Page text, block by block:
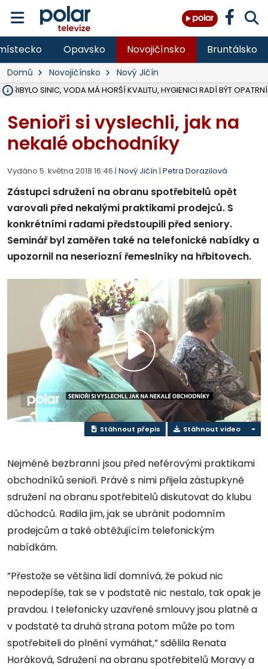
Opavsko Novojičínsko Bruntálsko
Domů Novojičínsko Nový Jičín
PŘIBYLO SINIC, VODA MÁ HORŠÍ KVALITU, HYGIENICI RADÍ BÝT OPATRNÍ
Senioři si vyslechli, jak na
nekalé obchodníky
Vydáno 5. května 2018 16:46 | Nový Jičín | Petra Dorazilová
Zástupci sdružení na obranu spotřebitelů opět
varovali před nekalými praktikami prodejců. S
konkrétními radami předstoupili před seniory.
Seminář byl zaměřen také na telefonické nabídky a
upozornil na neseriozní řemeslníky na hřbitovech.
Přehrát
video
Stáhnout přepis Stáhnout video
Nejméně bezbranní jsou před neférovými praktikami
obchodníků senioři. Právě s nimi přijela zástupkyně
sdružení na obranu spotřebitelů diskutovat do klubu
důchodců. Radila jim, jak se ubránit podomním
prodejcům a také obtěžujícím telefonickým
nabídkám.
”Přestože se většina lidí domnívá, že pokud nic
nepodepíše, tak se v podstatě nic nestalo, tak opak je
pravdou. I telefonicky uzavřené smlouvy jsou platné a
v podstatě ta druhá strana potom může po tom
spotřebiteli do plnění vymáhat,” sdělila Renata
Horáková, Sdružení na obranu spotřebitelů Moravy a